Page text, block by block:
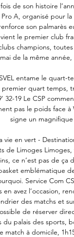
de son histoire
A, organisé pour
son palmarès
le premier club
champions,
de la même
entame le
quart temps,
32-19 Le CSP
pas le poids face
signe un
vie en vert -
de Limoges
ce n’est pas de ça
emblématique
Service Com
en avez l’occasion,
des matchs et
de réserver
du palais des sports,
match à domicile,